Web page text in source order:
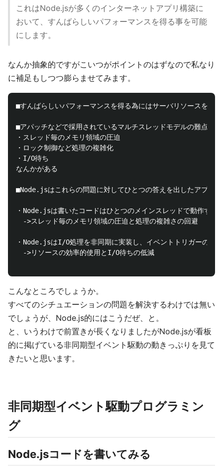
これはNode.jsが多くのインターネットアプリ構築に
おいて、すんばらしいパフォーマンスを得る事を可能
にします。
なんか抽象的ですがこいつがポイントのはずなので私なり
に補足もしつつ膨らませてみます。
■すんばらしいパフォーマンスを得る為にはサーバリソースを効
■アパッチなどで採用されているマルチスレッドモデルの難点と
・スレッド毎のメモリ領域の圧迫
・ロック制御など処理の複雑化
・I/O待ち
なんかがある
■Node.jsはこれらの問題に対してひとつの答えを出したアプロ
・Node.jsは書いたコードはひとつのメインスレッドで動作する
->スレッド毎のメモリ領域の圧迫と処理の複雑さの回避
・Node.jsはI/O処理を非同期に実装し、イベントトリガーのコ
->リソースの効率的使用とI/O待ちの低減
こんなところでしょうか。
すべてのシチュエーションの問題を解決するわけでは無い
でしょうが、Node.js的にはこうだぜ、と。
と、いうわけで前置きが長くなりましたがNode.jsが看板
的に掲げている非同期型イベント駆動の動きっぷりを見て
きたいと思います。
非同期型イベント駆動プログラミン
グ
Node.jsコードを書いてみる